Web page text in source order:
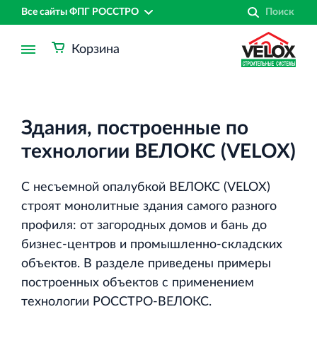
Все сайты ФПГ РОССТРО
Финансово‐промышленная группа РОССТРО
Аренда недвижимости в Санкт‐Петербурге
Корзина
Здания, построенные по
технологии ВЕЛОКС (VELOX)
С несъемной опалубкой ВЕЛОКС (VELOX)
строят монолитные здания самого разного
профиля: от загородных домов и бань до
бизнес-центров и промышленно-складских
объектов. В разделе приведены примеры
построенных объектов с применением
технологии РОССТРО-ВЕЛОКС.